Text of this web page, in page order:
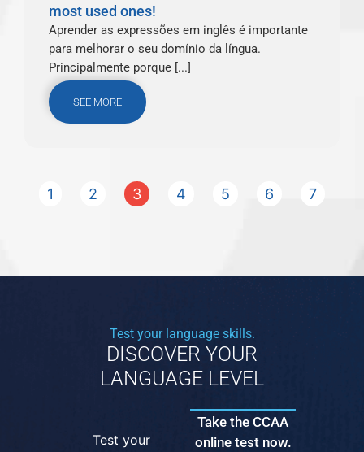
most used ones!
Aprender as expressões em inglês é importante
para melhorar o seu domínio da língua.
Principalmente porque [...]
SEE MORE
1 2 3 4 5 6 7
Test your language skills.
DISCOVER YOUR
LANGUAGE LEVEL
Test your
Take the CCAA
online test now.